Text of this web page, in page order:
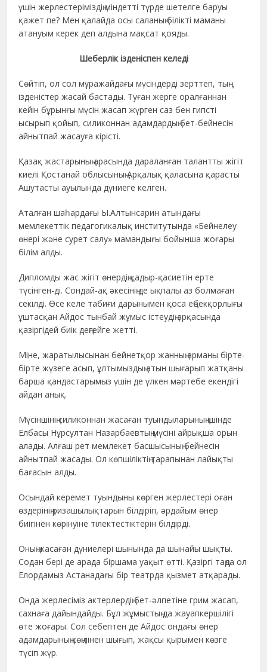
үшін жерлестеріміздің міндетті түрде шетелге баруы
қажет пе? Мен қалайда осы саланың білікті маманы
атануым керек деп алдына мақсат қояды.
Шеберлік ізденіспен келеді
Сөйтіп, ол сол мұражайдағы мүсіндерді зерттеп, тың
ізденістер жасай бастады. Туған жерге оралғаннан
кейін бұрынғы мүсін жасап жүрген саз бен гипсті
ысырып қойып, силиконнан адамдардың бет-бейнесін
айнытпай жасауға кірісті.
Қазақ жастарының арасында дараланған талантты жігіт
киелі Қостанай облысының Арқалық қаласына қарасты
Ашутасты ауылында дүниеге келген.
Аталған шаһардағы Ы.Алтынсарин атындағы
мемлекеттік педагогикалық институтында «Бейнелеу
өнері және сурет салу» мамандығы бойынша жоғары
білім алды.
Дипломды жас жігіт өнердің қадыр-қасиетін ерте
түсінген-ді. Сондай-ақ әкесінің де ықпалы аз болмаған
секілді. Өсе келе табиғи дарынымен қоса еңбекқорлығы
ұштасқан Айдос тынбай жұмыс істеудің арқасында
қазіргідей биік деңгейге жетті.
Міне, жаратылысынан бейнетқор жанның арманы бірте-
бірте жүзеге асып, ұлтымыздың атын шығарып жатқаны
барша қандастарымыз үшін де үлкен мәртебе екендігі
айдан анық.
Мүсіншінің силиконнан жасаған туындыларының ішінде
Елбасы Нұрсұлтан Назарбаевтың мүсіні айрықша орын
алады. Алғаш рет мемлекет басшысының бейнесін
айнытпай жасады. Ол көпшіліктің тарапынан лайықты
бағасын алды.
Осындай керемет туындыны көрген жерлестері оған
өздерінің ризашылықтарын білдіріп, әрдайым өнер
биігінен көрінуіне тілектестіктерін білдірді.
Оның жасаған дүниелері шынында да шынайы шықты.
Содан бері де арада біршама уақыт өтті. Қазіргі таңда ол
Елордамыз Астанадағы бір театрда қызмет атқарады.
Онда жерлесіміз актерлердің бет-әлпетіне грим жасап,
сахнаға дайындайды. Бұл жұмыстың да жауапкершілігі
өте жоғары. Сол себептен де Айдос ондағы өнер
адамдарының көңілінен шығып, жақсы қырымен көзге
түсіп жүр.